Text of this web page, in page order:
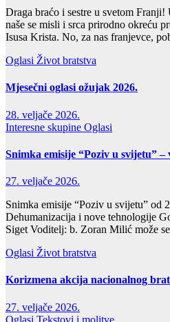
Draga braćo i sestre u svetom
naše se misli i srca prirodno okreću
Isusa Krista. No, za nas franjevce,
Oglasi Život bratstva
Mjesečni oglasi ožujak 2026.
28. veljače 2026.
Interesne skupine Oglasi
Snimka emisije “Poziv u svijetu” –
27. veljače 2026.
Snimka emisije “Poziv u svijetu” od
Dehumanizacija i nove tehnologije
Siget Voditelj: b. Zoran Milić može
Oglasi Život bratstva
Korizmena akcija nacionalnog
27. veljače 2026.
Oglasi Tekstovi i molitve